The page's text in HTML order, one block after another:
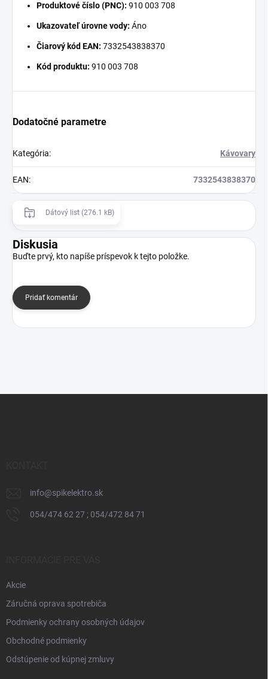
Produktové číslo (PNC): 910 003 708
Ukazovateľ úrovne vody: Áno
Čiarový kód EAN: 7332543838370
Kód produktu: 910 003 708
Dodatočné parametre
Kategória: Kávovary
EAN: 7332543838370
Dátový list (276.1 kB)
Diskusia
Buďte prvý, kto napíše príspevok k tejto položke.
Pridať komentár
info@spikelektro.sk
054/474 62 27 ; 054/472 84 71
Akcie
Záručná oprava spotrebiča
Podmienky ochrany osobných údajov
Obchodné podmienky
Odstúpenie od kúpnej zmluvy